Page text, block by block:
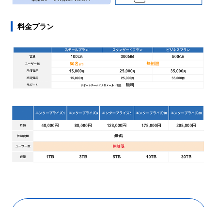
料金プラン